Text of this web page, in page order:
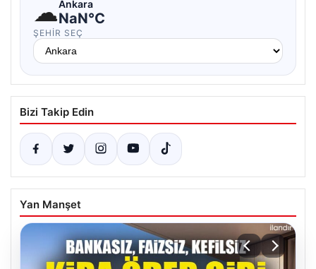
☁Ankara
NaN°C
ŞEHIR SEÇ
Bizi Takip Edin
Yan Manşet